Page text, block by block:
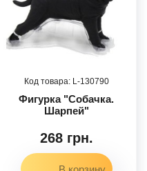
130790
Фигурка "Собачка.
Шарпей"
268 грн.